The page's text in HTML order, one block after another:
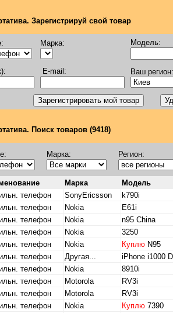
Зарегистрируй свой товар
Марка: Модель:
E-mail: Ваш регион:
Поиск товаров (9418)
Марка: Регион:
Марка
Модель
телефон SonyEricsson
k790i
телефон Nokia
E61i
телефон Nokia
n95 China
телефон Nokia
3250
телефон Nokia Куплю N95
телефон Другая...
iPhone i1000
телефон Nokia
8910і
телефон Motorola
RV3i
телефон Motorola
RV3i
телефон Nokia Куплю 7390